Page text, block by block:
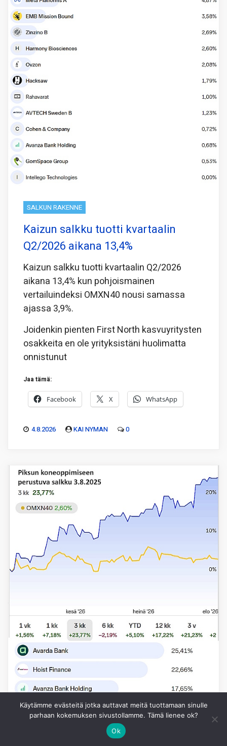
SALKUN RAKENNE
Kaizun salkku tuotti kvartaalin
Q2/2026 aikana 13,4%
Kaizun salkku tuotti kvartaalin Q2/2026
aikana 13,4% kun pohjoismainen
vertailuindeksi OMXN40 nousi samassa
ajassa 3,9%.
Joidenkin pienten First North kasvuyritysten
osakkeita en ole yrityksistäni huolimatta
onnistunut
Jaa tämä:
Facebook X WhatsApp
4.8.2026 KAI NYMAN 0
Käytämme evästeitä jotka auttavat meitä tuottamaan sinulle
parhaan kokemuksen sivustollamme. Tämä lienee ok?
Ok